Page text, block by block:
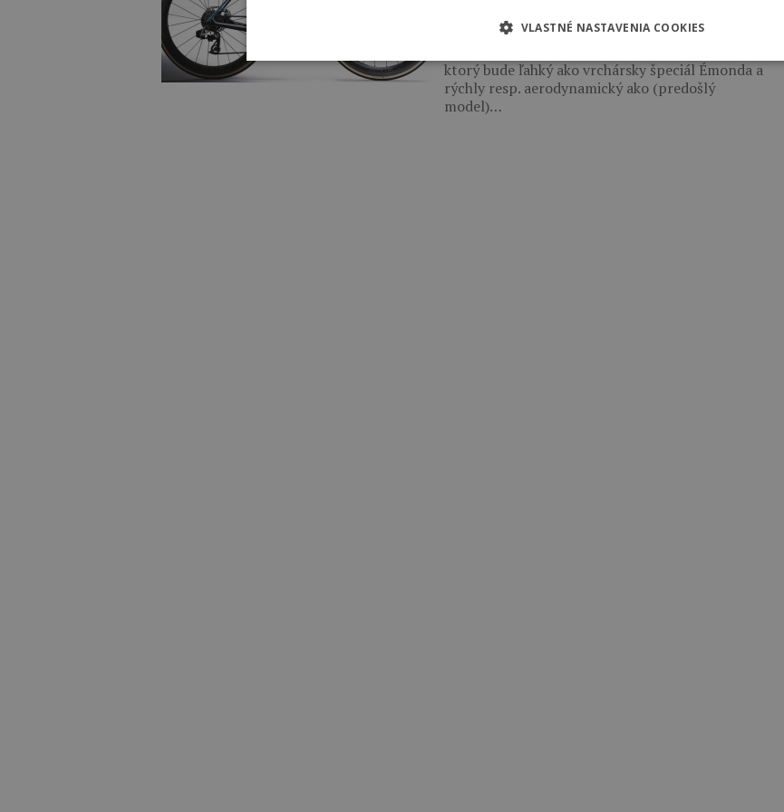
28. JÚNA 2024 08:14
ktorý bude ľahký ako vrchársky špeciál Émonda a
rýchly resp. aerodynamický ako (predošlý
model)…
VLASTNÉ NASTAVENIA COOKIES